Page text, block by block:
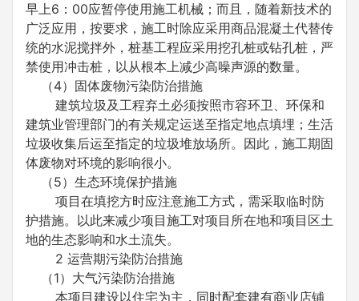
早上6：00应暂停使用施工机械；而且，随着新技术的
广泛应用，按要求，施工时除应采用商品混凝土代替传
统的水泥搅拌外，桩基工程应采用挖孔桩或钻孔桩，严
禁使用冲击桩，以从根本上减少高噪声源的数量。
（4）固体废物污染防治措施
建筑垃圾及工程弃土必须按照市容环卫、环保和
建筑业管理部门的有关规定运送至指定地点填埋；生活
垃圾收集后运至指定的垃圾堆放场所。因此，施工期固
体废物对环境的影响很小。
（5）生态环境保护措施
项目在填挖方时应注意施工方式，需采取临时防
护措施。以此来减少项目施工对项目所在地和项目区土
地的生态影响和水土流失。
2 运营期污染防治措施
（1）大气污染防治措施
本项目建设以住宅为主，同时配套建有商业店铺